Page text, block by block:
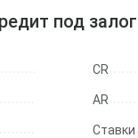
под
CR
AR
Ставки